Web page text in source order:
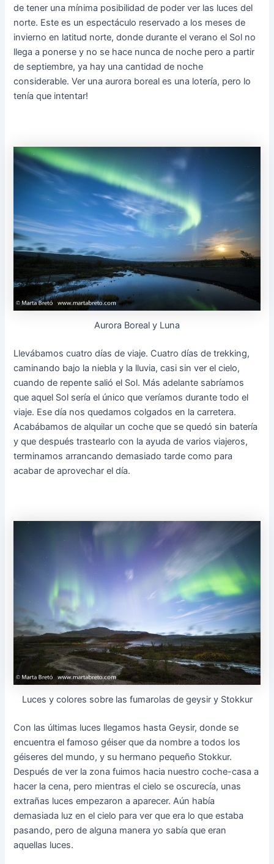
de tener una mínima posibilidad de poder ver las luces del
norte. Este es un espectáculo reservado a los meses de
invierno en latitud norte, donde durante el verano el Sol no
llega a ponerse y no se hace nunca de noche pero a partir
de septiembre, ya hay una cantidad de noche
considerable. Ver una aurora boreal es una lotería, pero lo
tenía que intentar!
Aurora Boreal y Luna
Llevábamos cuatro días de viaje. Cuatro días de trekking,
caminando bajo la niebla y la lluvia, casi sin ver el cielo,
cuando de repente salió el Sol. Más adelante sabríamos
que aquel Sol sería el único que veríamos durante todo el
viaje. Ese día nos quedamos colgados en la carretera.
Acabábamos de alquilar un coche que se quedó sin batería
y que después trastearlo con la ayuda de varios viajeros,
terminamos arrancando demasiado tarde como para
acabar de aprovechar el día.
Luces y colores sobre las fumarolas de geysir y Stokkur
Con las últimas luces llegamos hasta Geysir, donde se
encuentra el famoso géiser que da nombre a todos los
géiseres del mundo, y su hermano pequeño Stokkur.
Después de ver la zona fuimos hacia nuestro coche-casa a
hacer la cena, pero mientras el cielo se oscurecía, unas
extrañas luces empezaron a aparecer. Aún había
demasiada luz en el cielo para ver que era lo que estaba
pasando, pero de alguna manera yo sabía que eran
aquellas luces.